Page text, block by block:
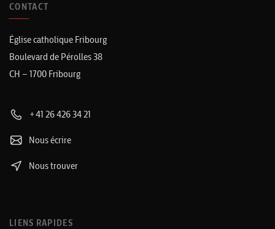
CONTACT
Église catholique Fribourg
Boulevard de Pérolles 38
CH – 1700 Fribourg
+41 26 426 34 21
Nous écrire
Nous trouver
LIENS RAPIDES